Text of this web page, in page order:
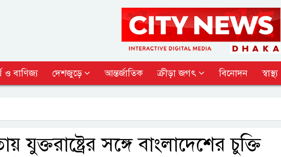
ও বাণিজ্য দেশজুড়ে আন্তর্জাতিক ক্রীড়া জগৎ বিনোদন স্বাস্থ্য
যুক্তরাষ্ট্রের সঙ্গে বাংলাদেশের চুক্তি